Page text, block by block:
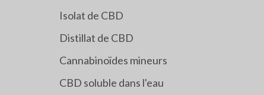
Isolat de CBD
Distillat de CBD
Cannabinoïdes mineurs
CBD soluble dans l'eau